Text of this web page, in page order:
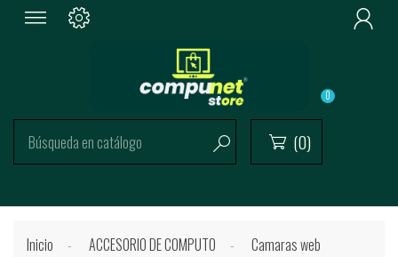

  (0)
0
Inicio ACCESORIO DE COMPUTO Camaras web